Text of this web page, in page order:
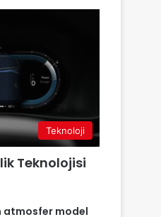
Teknoloji
Teknolojisi
atmosfer model